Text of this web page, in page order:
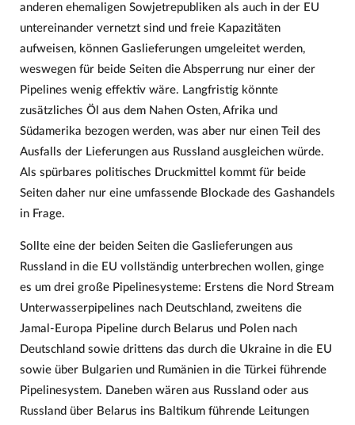
anderen ehemaligen Sowjetrepubliken als auch in der EU
untereinander vernetzt sind und freie Kapazitäten
aufweisen, können Gaslieferungen umgeleitet werden,
weswegen für beide Seiten die Absperrung nur einer der
Pipelines wenig effektiv wäre. Langfristig könnte
zusätzliches Öl aus dem Nahen Osten, Afrika und
Südamerika bezogen werden, was aber nur einen Teil des
Ausfalls der Lieferungen aus Russland ausgleichen würde.
Als spürbares politisches Druckmittel kommt für beide
Seiten daher nur eine umfassende Blockade des Gashandels
in Frage.
Sollte eine der beiden Seiten die Gaslieferungen aus
Russland in die EU vollständig unterbrechen wollen, ginge
es um drei große Pipelinesysteme: Erstens die Nord Stream
Unterwasserpipelines nach Deutschland, zweitens die
Jamal-Europa Pipeline durch Belarus und Polen nach
Deutschland sowie drittens das durch die Ukraine in die EU
sowie über Bulgarien und Rumänien in die Türkei führende
Pipelinesystem. Daneben wären aus Russland oder aus
Russland über Belarus ins Baltikum führende Leitungen